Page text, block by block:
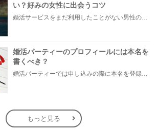
い？好みの女性に出会うコツ
婚活サービスをまだ利用したことがない男性の中には「どんな人が参加しているんだろう？」「美人な女性はいないのかな……」と気がかりな方もいらっしゃるでしょう。 ネガティブな口コミをインターネットで見かけることもありますが、昨今開催している婚活パーティーにおいては、美人や可愛い女性も多数参加しています。インターネットでの情報は、たまたまその人が参加したパーティーが悪かっただけかもしれませんし、出会いがなかったことの言い訳として嘘の投稿をしているだけの可能性もあるので鵜呑みにしてはいけません。辛口な評価をつける人は、婚活に対して理想が高くなりすぎているという傾向もあります。 今回は、美人の女性が婚活パーティーに参加する理由や、外見が好みの女性と婚活パーティーで距離を縮める方法をご紹介します。
婚活パーティーのプロフィールには本名を
書くべき？
婚活パーティーでは申し込みの際に本名を登録する必要がありますが、受付後に手渡されるプロフィールカードには、必ずしも漢字のフルネームを記載しなければならないという決まりはありません。 ただ、婚活初心者の中には、SNSなどを通じて個人情報を調べられることなどを恐れ、「本名を知られてしまうのは怖い……」など不安を感じている方もいらっしゃるのではないでしょうか。 そこで今回は、婚活パーティーで使用するプロフィールと名前についてご説明します。
もっと見る